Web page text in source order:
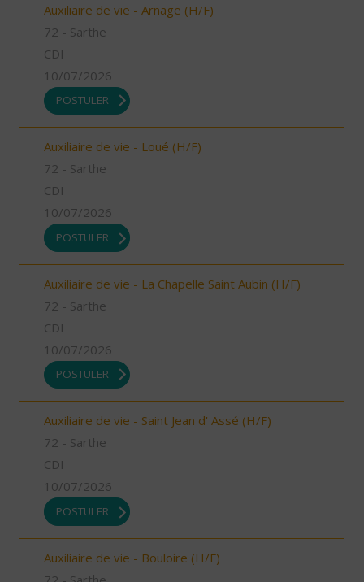
Auxiliaire de vie - Arnage (H/F)
72 - Sarthe
CDI
10/07/2026
POSTULER
Auxiliaire de vie - Loué (H/F)
72 - Sarthe
CDI
10/07/2026
POSTULER
Auxiliaire de vie - La Chapelle Saint Aubin (H/F)
72 - Sarthe
CDI
10/07/2026
POSTULER
Auxiliaire de vie - Saint Jean d' Assé (H/F)
72 - Sarthe
CDI
10/07/2026
POSTULER
Auxiliaire de vie - Bouloire (H/F)